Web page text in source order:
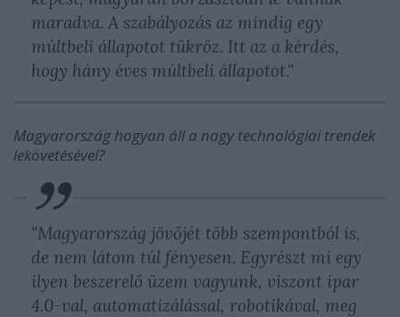
maradva. A szabályozás az mindig egy
múltbeli állapotot tükröz. Itt az a kérdés,
hogy hány éves múltbeli állapotot."
Magyarország hogyan áll a nagy technológiai trendek
lekövetésével?
"Magyarország jövőjét több szempontból is,
de nem látom túl fényesen. Egyrészt mi egy
ilyen beszerelő üzem vagyunk, viszont ipar
4.0-val, automatizálással, robotikával, meg